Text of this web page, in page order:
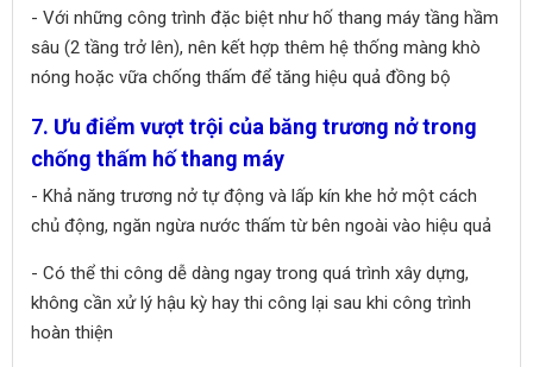
- Với những công trình đặc biệt như hố thang máy tầng hầm
sâu (2 tầng trở lên), nên kết hợp thêm hệ thống màng khò
nóng hoặc vữa chống thấm để tăng hiệu quả đồng bộ
7. Ưu điểm vượt trội của băng trương nở trong
chống thấm hố thang máy
- Khả năng trương nở tự động và lấp kín khe hở một cách
chủ động, ngăn ngừa nước thấm từ bên ngoài vào hiệu quả
- Có thể thi công dễ dàng ngay trong quá trình xây dựng,
không cần xử lý hậu kỳ hay thi công lại sau khi công trình
hoàn thiện